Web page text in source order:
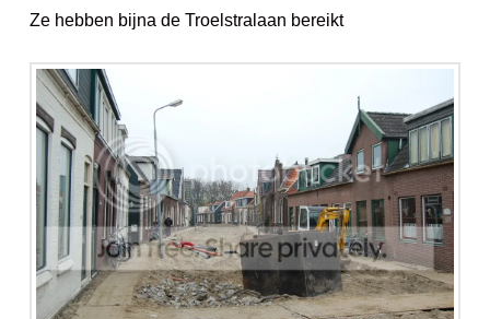
Ze hebben bijna de Troelstralaan bereikt